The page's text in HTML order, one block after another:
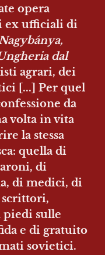
opera
ex ufficiali di
dal
agrari, dei
[...] Per quel
da
volta in vita
la stessa
quella di
di
di medici, di
piedi sulle
e di gratuito
sovietici.